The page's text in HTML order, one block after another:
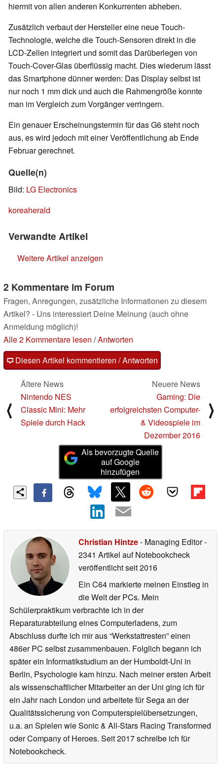
hiermit von allen anderen Konkurrenten abheben.
Zusätzlich verbaut der Hersteller eine neue Touch-
Technologie, welche die Touch-Sensoren direkt in die
LCD-Zellen integriert und somit das Darüberlegen von
Touch-Cover-Glas überflüssig macht. Dies wiederum lässt
das Smartphone dünner werden: Das Display selbst ist
nur noch 1 mm dick und auch die Rahmengröße konnte
man im Vergleich zum Vorgänger verringern.
Ein genauer Erscheinungstermin für das G6 steht noch
aus, es wird jedoch mit einer Veröffentlichung ab Ende
Februar gerechnet.
Quelle(n)
Bild: LG Electronics
koreaherald
Verwandte Artikel
Weitere Artikel anzeigen
2 Kommentare im Forum
Fragen, Anregungen, zusätzliche Informationen zu diesem
Artikel? - Uns interessiert Deine Meinung (auch ohne
Anmeldung möglich)!
Alle 2 Kommentare lesen /Antworten
Diesen Artikel kommentieren / Antworten
⟨
Ältere News
Nintendo NES
Classic Mini: Mehr
Spiele durch Hack
Neuere News
Gaming: Die
erfolgreichsten Computer-
& Videospiele im
Dezember 2016
⟩
Als bevorzugte Quelle
auf Google
hinzufügen
Christian Hintze- Managing Editor-
2341 Artikel auf Notebookcheck
veröffentlichtseit 2016
Ein C64 markierte meinen Einstieg in
die Welt der PCs. Mein
Schülerpraktikum verbrachte ich in der
Reparaturabteilung eines Computerladens, zum
Abschluss durfte ich mir aus “Werkstattresten” einen
486er PC selbst zusammenbauen. Folglich begann ich
später ein Informatikstudium an der Humboldt-Uni in
Berlin, Psychologie kam hinzu. Nach meiner ersten Arbeit
als wissenschaftlicher Mitarbeiter an der Uni ging ich für
ein Jahr nach London und arbeitete für Sega an der
Qualitätssicherung von Computerspielübersetzungen,
u.a. an Spielen wie Sonic & All-Stars Racing Transformed
oder Company of Heroes. Seit 2017 schreibe ich für
Notebookcheck.